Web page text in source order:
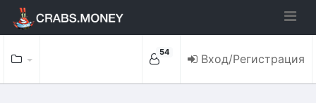
54 Вход/Регистрация